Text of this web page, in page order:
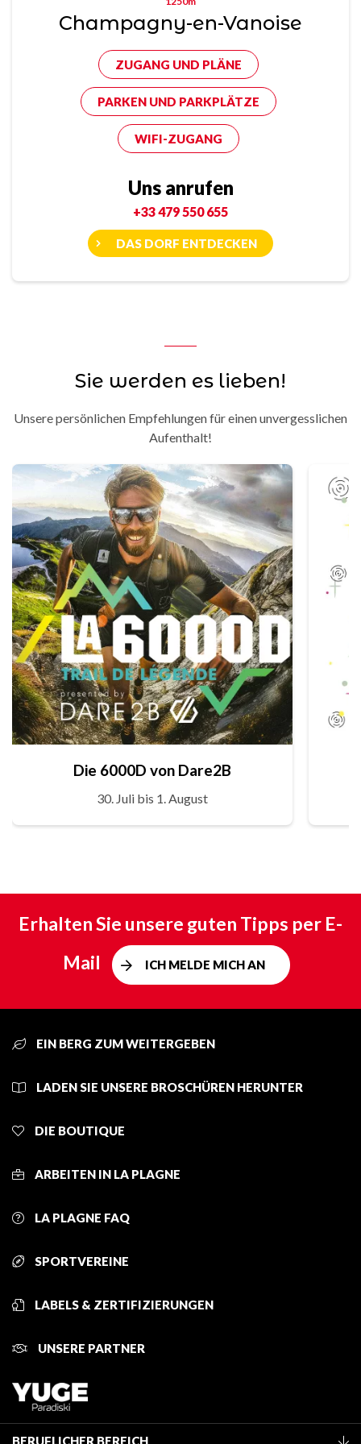
Champagny-en-Vanoise
ZUGANG UND PLÄNE
PARKEN UND PARKPLÄTZE
WIFI-ZUGANG
Uns anrufen
+33 479 550 655
DAS DORF ENTDECKEN
Sie werden es lieben!
Unsere persönlichen Empfehlungen für einen unvergesslichen
Aufenthalt!
Die 6000D von Dare2B
30. Juli bis 1. August
Erhalten Sie unsere guten Tipps per E-
Mail
ICH MELDE MICH AN
EIN BERG ZUM WEITERGEBEN
LADEN SIE UNSERE BROSCHÜREN HERUNTER
DIE BOUTIQUE
ARBEITEN IN LA PLAGNE
LA PLAGNE FAQ
SPORTVEREINE
LABELS & ZERTIFIZIERUNGEN
UNSERE PARTNER
BERUFLICHER BEREICH